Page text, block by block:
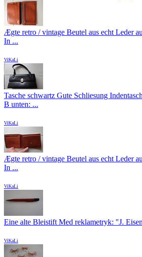
Ægte retro / vintage Beutel aus echt Leder
In ...
ViKaLi
Tasche schwartz Gute Schliesung
B unten: ...
ViKaLi
Ægte retro / vintage Beutel aus echt Leder
In ...
ViKaLi
Eine alte Bleistift Med reklametryk: "J.
ViKaLi